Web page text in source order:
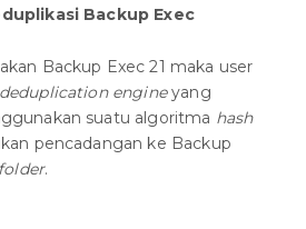
Backup Exec
Backup Exec 21 maka user
deduplication engineyang
suatu algoritma hash
pencadangan ke Backup
.